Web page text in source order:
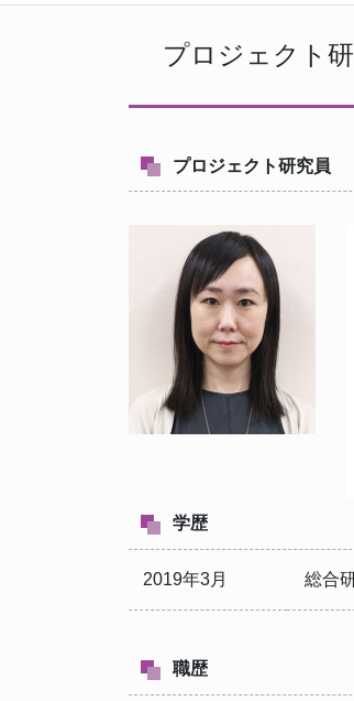
プロジェクト
プロジェクト研究員
学歴
2019年3月 総合
職歴